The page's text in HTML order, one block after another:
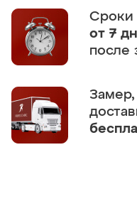
Сроки
от 7
после
Замер,